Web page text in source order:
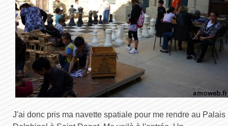
J'ai donc pris ma navette spatiale pour me rendre au Palais